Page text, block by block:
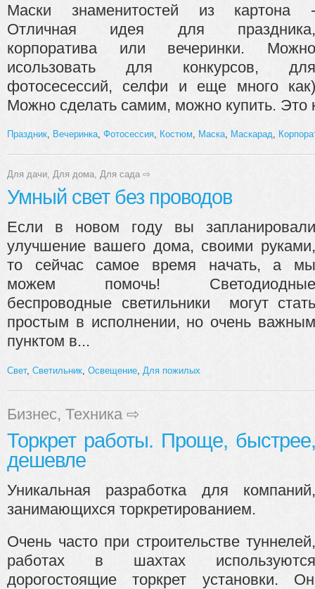
Маски знаменитостей из картона -
Отличная идея для праздника,
корпоратива или вечеринки. Можно
исользовать для конкурсов, для
фотосесессий, селфи и еще много как)
Можно сделать самим, можно купить. Это
Праздник, Вечеринка, Фотосессия, Костюм, Маска, Маскарад,
Для дачи, Для дома, Для сада ⇨
Умный свет без проводов
Если в новом году вы запланировали
улучшение вашего дома, своими руками,
то сейчас самое время начать, а мы
можем помочь! Светодиодные
беспроводные светильники могут стать
простым в исполнении, но очень важным
пунктом в...
Свет, Светильник Освещение Для пожилых
Бизнес, Техника ⇨
Торкрет работы. Проще, быстрее,
дешевле
Уникальная разработка для компаний,
занимающихся торкретированием.
Очень часто при строительстве туннелей,
работах в шахтах используются
дорогостоящие торкрет установки.